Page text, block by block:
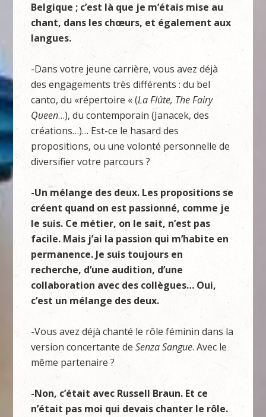
Belgique ; c’est là que je m’étais mise au
chant, dans les chœurs, et également aux
langues.
-Dans votre jeune carrière, vous avez déjà
des engagements très différents : du bel
canto, du «répertoire « (La Flûte, The Fairy
Queen…), du contemporain (Janacek, des
créations…)… Est-ce le hasard des
propositions, ou une volonté personnelle de
diversifier votre parcours ?
-Un mélange des deux. Les propositions se
créent quand on est passionné, comme je
le suis. Ce métier, on le sait, n’est pas
facile. Mais j’ai la passion qui m’habite en
permanence. Je suis toujours en
recherche, d’une audition, d’une
collaboration avec des collègues… Oui,
c’est un mélange des deux.
-Vous avez déjà chanté le rôle féminin dans la
version concertante deSenza Sangue. Avec le
même partenaire ?
-Non, c’était avec Russell Braun. Et ce
n’était pas moi qui devais chanter le rôle.